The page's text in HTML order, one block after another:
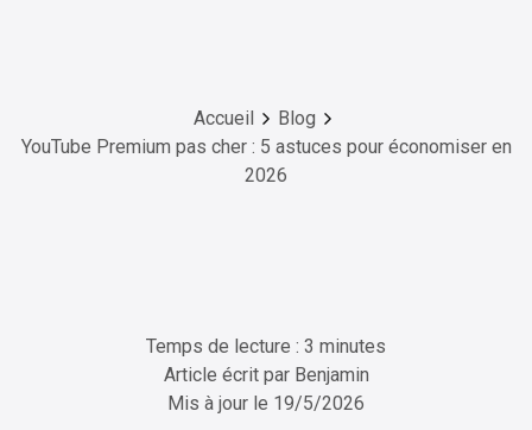
Accueil
Blog
YouTube Premium pas cher : 5 astuces pour économiser en
2026
Temps de lecture : 3 minutes
Article écrit par Benjamin
Mis à jour le 19/5/2026